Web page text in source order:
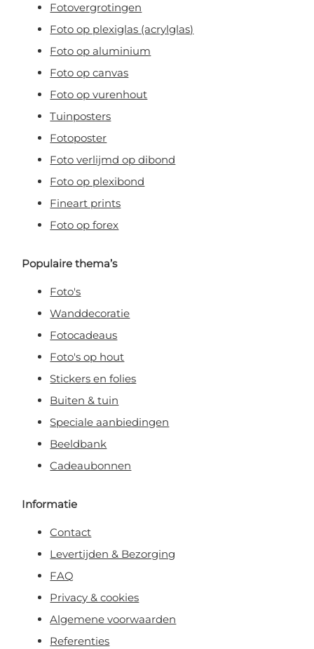
Fotovergrotingen
Foto op plexiglas (acrylglas)
Foto op aluminium
Foto op canvas
Foto op vurenhout
Tuinposters
Fotoposter
Foto verlijmd op dibond
Foto op plexibond
Fineart prints
Foto op forex
Populaire thema’s
Foto's
Wanddecoratie
Fotocadeaus
Foto's op hout
Stickers en folies
Buiten & tuin
Speciale aanbiedingen
Beeldbank
Cadeaubonnen
Informatie
Contact
Levertijden & Bezorging
FAQ
Privacy & cookies
Algemene voorwaarden
Referenties